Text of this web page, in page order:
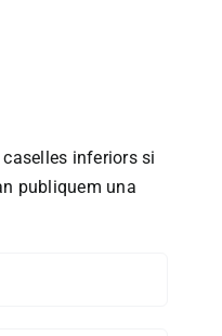
inferiors si
publiquem una